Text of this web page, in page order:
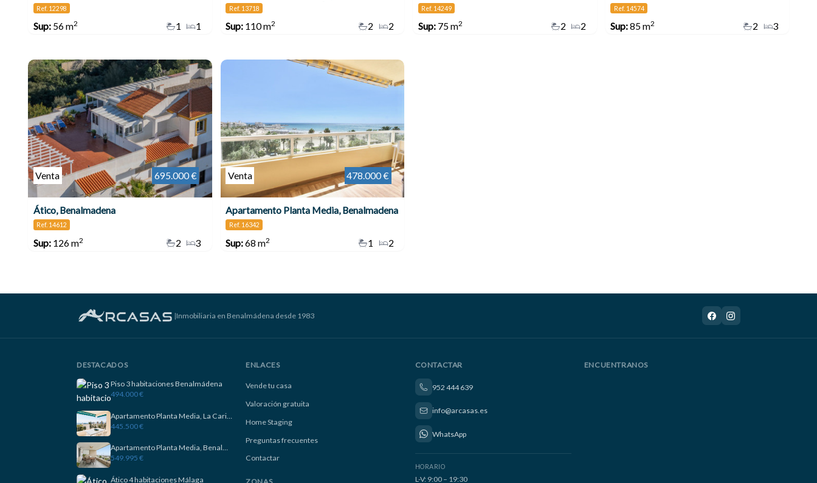
Ref. 12298
Sup:56 m2 1
1
Ref. 13718
Sup: 110 m2 2
2
Ref. 14249
Sup:75 m2 2
2
Ref. 14574
Sup:85 m2 3
2
Venta 695.000 €
Ático, Benalmadena
Ref. 14612
Sup:126 m2 3
2
Venta 478.000 €
Apartamento Planta Media, Benalmadena
Ref. 16342
Sup:68 m2 2
1
|Inmobiliaria en Benalmádena desde 1983
DESTACADOS
Piso 3 habitaciones Benalmádena
494.000 €
445.500 €
Apartamento Planta Media, Benalmadena
549.995 €
Ático 4 habitaciones Málaga
ENLACES
Vende tu casa
Valoración gratuita
Home Staging
Preguntas frecuentes
Contactar
CONTACTAR
952 444 639
info@arcasas.es
WhatsApp
HORARIO
L-V: 9:00 – 19:30
ENCUENTRANOS